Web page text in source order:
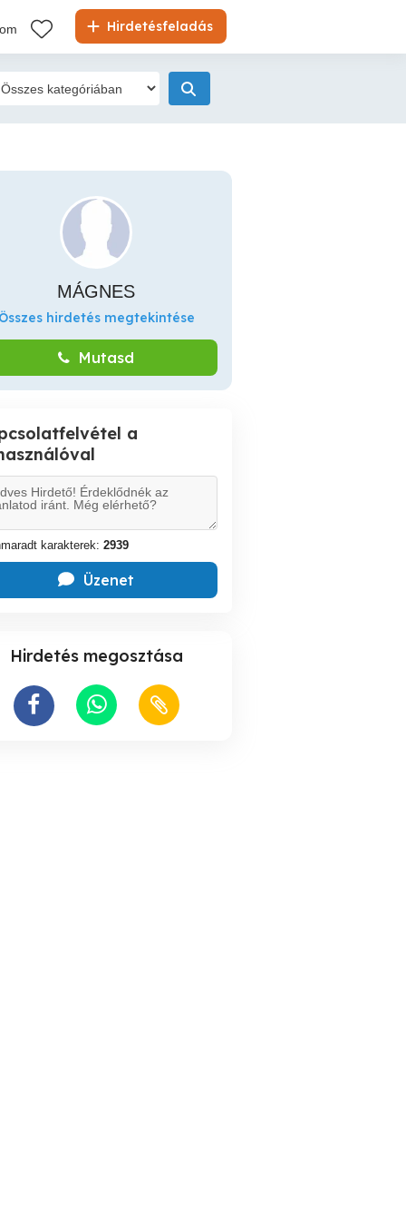
Hirdetésfeladás
MÁGNES
Összes hirdetés megtekintése
Mutasd
a
karakterek: 2939
Üzenet
Hirdetés megosztása